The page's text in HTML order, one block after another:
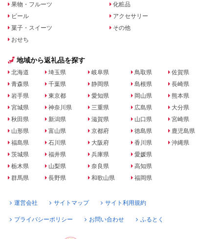
果物・フルーツ
ビール
菓子・スイーツ
おせち
化粧品
アクセサリー
その他
地域から返礼品を探す
北海道
青森県
岩手県
宮城県
秋田県
山形県
福島県
茨城県
栃木県
群馬県
埼玉県
千葉県
東京都
神奈川県
新潟県
富山県
石川県
福井県
山梨県
長野県
岐阜県
静岡県
愛知県
三重県
滋賀県
京都府
大阪府
兵庫県
奈良県
和歌山県
鳥取県
島根県
岡山県
広島県
山口県
徳島県
香川県
愛媛県
高知県
福岡県
佐賀県
長崎県
熊本県
大分県
宮崎県
鹿児島県
沖縄県
運営会社 サイトマップ サイト利用規約
プライバシーポリシー お問い合わせ ふるとく